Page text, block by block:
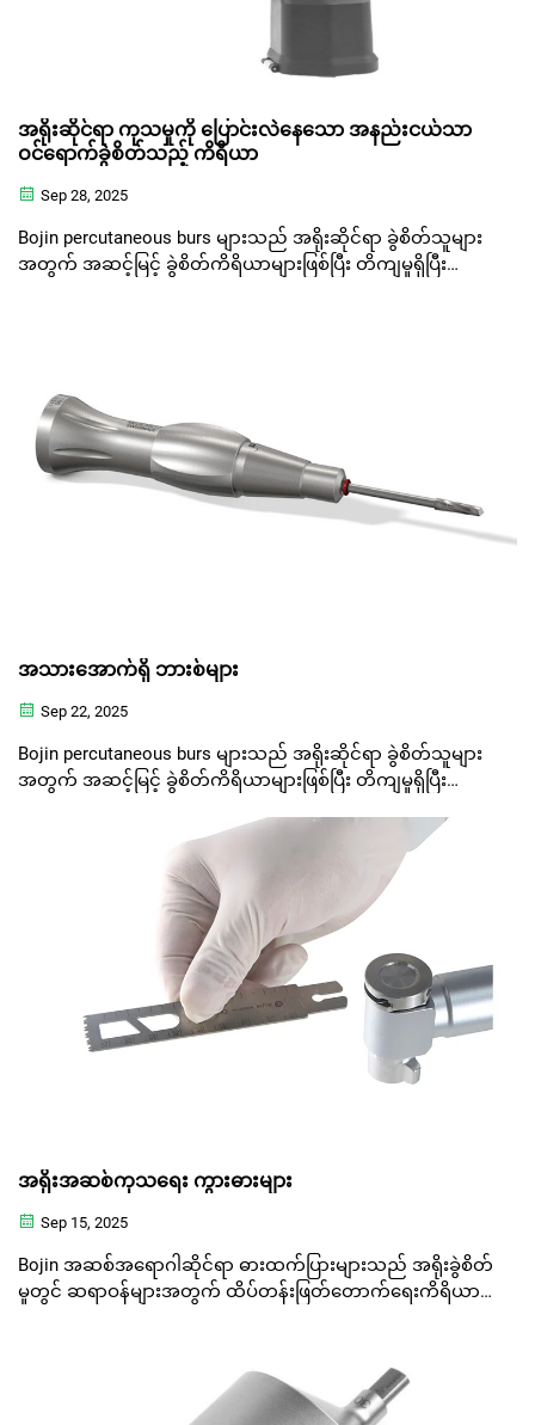
အရိုးဆိုင်ရာ ကုသမှုကို ပြောင်းလဲနေသော အနည်းငယ်သာ
ဝင်ရောက်ခွဲစိတ်သည့် ကိရိယာ
Sep 28, 2025
Bojin percutaneous burs များသည် အရိုးဆိုင်ရာ ခွဲစိတ်သူများ
အတွက် အဆင့်မြင့် ခွဲစိတ်ကိရိယာများဖြစ်ပြီး တိကျမှုရှိပြီး
အသားအောက်ရှိ ဘားစ်များ
Sep 22, 2025
Bojin percutaneous burs များသည် အရိုးဆိုင်ရာ ခွဲစိတ်သူများ
အတွက် အဆင့်မြင့် ခွဲစိတ်ကိရိယာများဖြစ်ပြီး တိကျမှုရှိပြီး
ယုံကြည်စိတ်ချစွာ ဆောင်ရွက်နိုင်စေပါသည်။
အရိုးအဆစ်ကုသရေး ကွားဓားများ
Sep 15, 2025
Bojin အဆစ်အရောဂါဆိုင်ရာ ဓားထက်ပြားများသည် အရိုးခွဲစိတ်
မှုတွင် ဆရာဝန်များအတွက် ထိပ်တန်းဖြတ်တောက်ရေးကိရိယာ